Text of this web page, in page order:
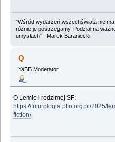
"Wśród wydarzeń wszechświata nie
różnie je postrzegamy. Podział na
umysłach" - Marek Baraniecki
Q
YaBB Moderator
O Lemie i rodzimej SF:
https://futurologia.pffn.org.pl/2025/
fiction/